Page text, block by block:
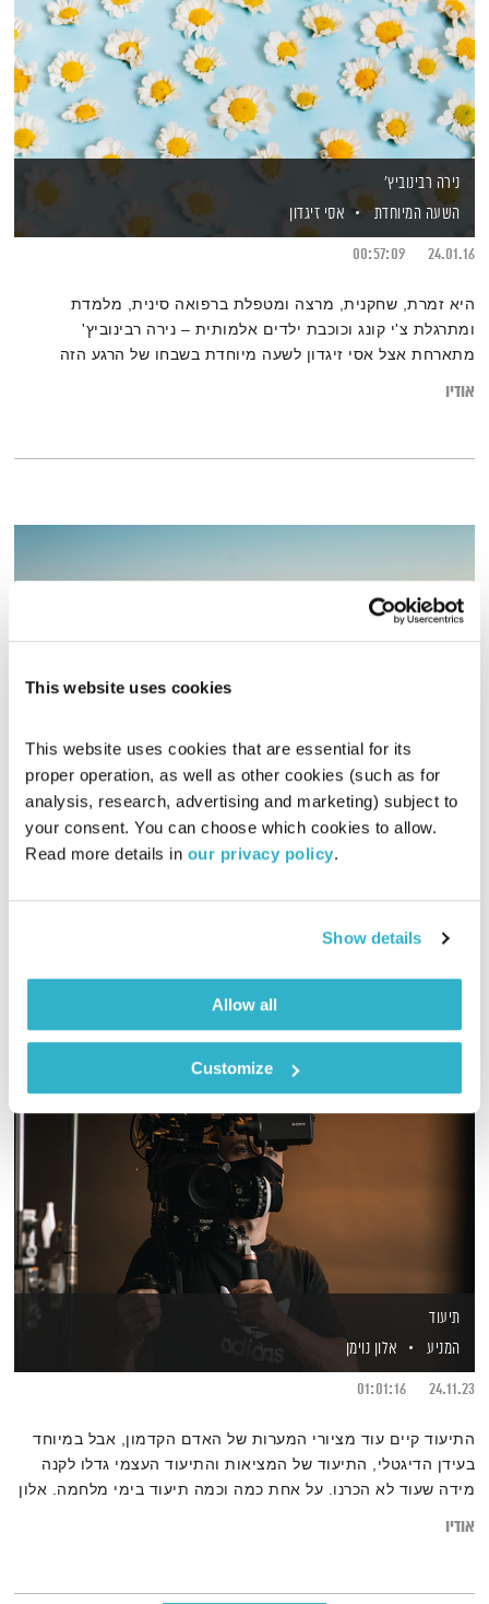
This website uses cookies
This website uses cookies that are essential for its
proper operation, as well as other cookies (such as for
analysis, research, advertising and marketing) subject to
your consent. You can choose which cookies to allow.
Read more details in our privacy policy.
Show details
Allow all
Customize
נירה רבינוביץ'
השעה המיוחדת
אסי זיגדון
24.01.16
00:57:09
היא זמרת, שחקנית, מרצה ומטפלת ברפואה סינית, מלמדת
ומתרגלת צ'י קונג וכוכבת ילדים אלמותית – נירה רבינוביץ'
מתארחת אצל אסי זיגדון לשעה מיוחדת בשבחו של הרגע הזה
אודיו
פה זה טוב – 14.7.24
פה זה טוב
לירון תאני
מוזיקה ליום ראשון, עם לירון תאני
אודיו
תיעוד
המניע
אלון נוימן
24.11.23
01:01:16
התיעוד קיים עוד מציורי המערות של האדם הקדמון, אבל במיוחד
בעידן הדיגטלי, התיעוד של המציאות והתיעוד העצמי גדלו לקנה
מידה שעוד לא הכרנו. על אחת כמה וכמה תיעוד בימי מלחמה. אלון
אודיו